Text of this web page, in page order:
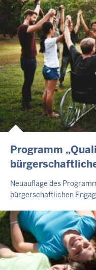
Programm
Neuauflage des
bürgerschaftlichen